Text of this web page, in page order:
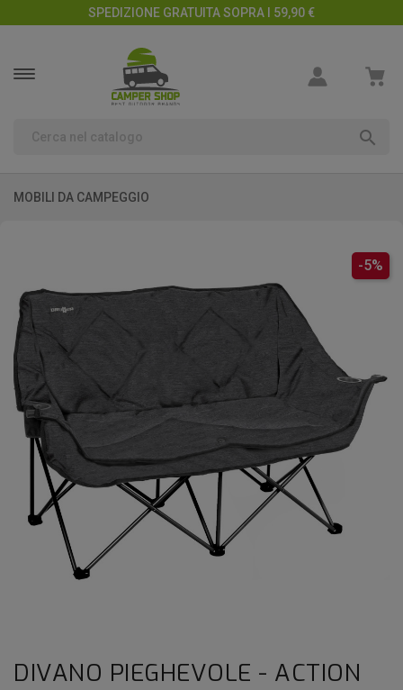
SPEDIZIONE GRATUITA SOPRA I 59,90 €

MOBILI DA CAMPEGGIO
-5%
DIVANO PIEGHEVOLE - ACTION